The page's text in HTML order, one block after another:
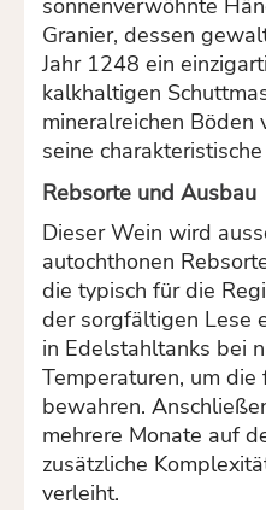
sonnenverwöhnte
Granier, dessen
Jahr 1248 ein
kalkhaltigen
mineralreichen Böden
seine
Rebsorte und Ausbau
Dieser Wein wird
autochthonen
die typisch für die
der sorgfältigen Lese
in Edelstahltanks bei
Temperaturen, um die
bewahren.
mehrere Monate auf
zusätzliche
verleiht.